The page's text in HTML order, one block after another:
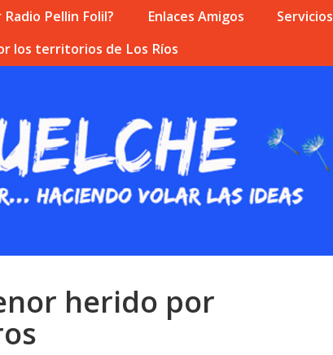
Pellin Folil? Enlaces Amigos Servicios
los territorios de Los Ríos
herido por